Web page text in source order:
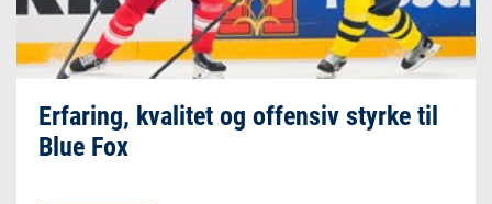
Erfaring, kvalitet og offensiv styrke til
Blue Fox